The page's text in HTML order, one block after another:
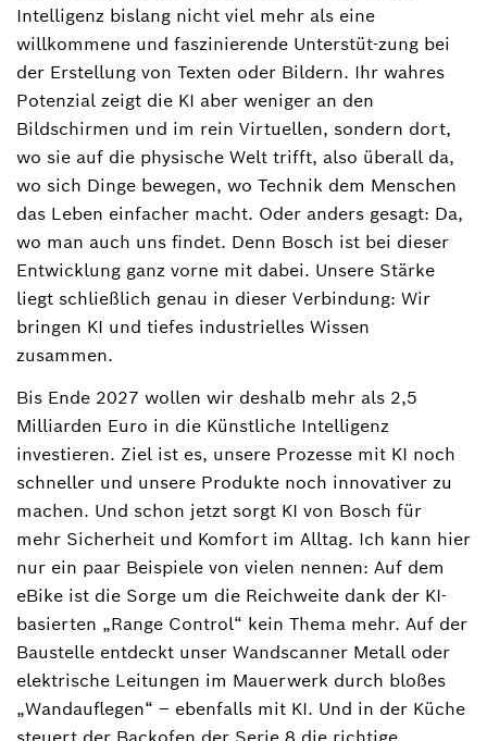
Intelligenz bislang nicht viel mehr als eine
willkommene und faszinierende Unterstüt-zung bei
der Erstellung von Texten oder Bildern. Ihr wahres
Potenzial zeigt die KI aber weniger an den
Bildschirmen und im rein Virtuellen, sondern dort,
wo sie auf die physische Welt trifft, also überall da,
wo sich Dinge bewegen, wo Technik dem Menschen
das Leben einfacher macht. Oder anders gesagt: Da,
wo man auch uns findet. Denn Bosch ist bei dieser
Entwicklung ganz vorne mit dabei. Unsere Stärke
liegt schließlich genau in dieser Verbindung: Wir
bringen KI und tiefes industrielles Wissen
zusammen.
Bis Ende 2027 wollen wir deshalb mehr als 2,5
Milliarden Euro in die Künstliche Intelligenz
investieren. Ziel ist es, unsere Prozesse mit KI noch
schneller und unsere Produkte noch innovativer zu
machen. Und schon jetzt sorgt KI von Bosch für
mehr Sicherheit und Komfort im Alltag. Ich kann hier
nur ein paar Beispiele von vielen nennen: Auf dem
eBike ist die Sorge um die Reichweite dank der KI-
basierten „Range Control“ kein Thema mehr. Auf der
Baustelle entdeckt unser Wandscanner Metall oder
elektrische Leitungen im Mauerwerk durch bloßes
„Wandauflegen“ – ebenfalls mit KI. Und in der Küche